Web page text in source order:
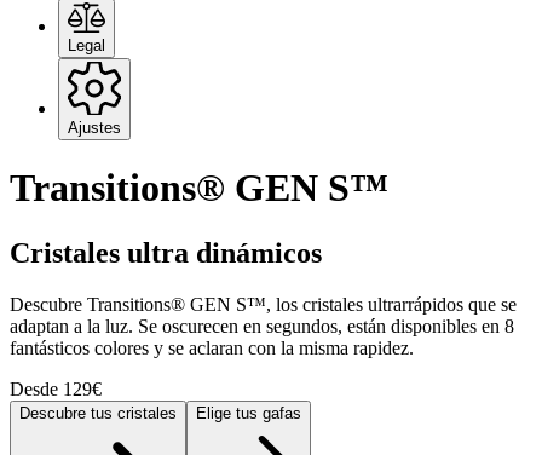
Legal
Ajustes
Transitions® GEN S™
Cristales ultra dinámicos
Descubre Transitions® GEN S™, los cristales ultrarrápidos que se
adaptan a la luz. Se oscurecen en segundos, están disponibles en 8
fantásticos colores y se aclaran con la misma rapidez.
Desde 129€
Descubre tus cristales Elige tus gafas